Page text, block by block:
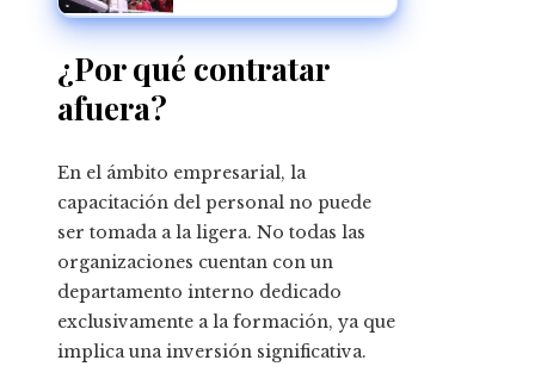
mientras espera su
¿Por qué contratar
afuera?
En el ámbito empresarial, la
capacitación del personal no puede
ser tomada a la ligera. No todas las
organizaciones cuentan con un
departamento interno dedicado
exclusivamente a la formación, ya que
implica una inversión significativa.